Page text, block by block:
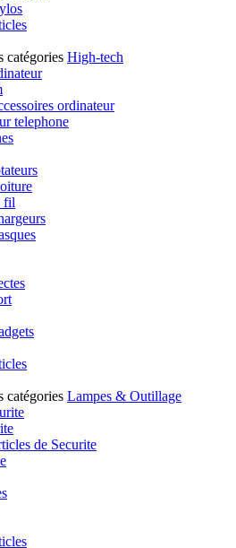
catégories High-tech
ordinateur
telephone
fil
catégories Lampes & Outillage
de Securite